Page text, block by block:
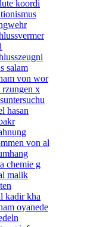
koordi
salam
von wor
rzungen x
hasan
von al
chemie g
malik
kadir kha
oyanede